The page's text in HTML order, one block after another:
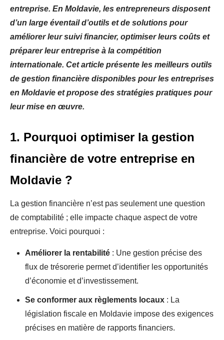
entreprise. En Moldavie, les entrepreneurs disposent
d’un large éventail d’outils et de solutions pour
améliorer leur suivi financier, optimiser leurs coûts et
préparer leur entreprise à la compétition
internationale. Cet article présente les meilleurs outils
de gestion financière disponibles pour les entreprises
en Moldavie et propose des stratégies pratiques pour
leur mise en œuvre.
1. Pourquoi optimiser la gestion
financière de votre entreprise en
Moldavie ?
La gestion financière n’est pas seulement une question
de comptabilité ; elle impacte chaque aspect de votre
entreprise. Voici pourquoi :
Améliorer la rentabilité : Une gestion précise des
flux de trésorerie permet d’identifier les opportunités
d’économie et d’investissement.
Se conformer aux règlements locaux : La
législation fiscale en Moldavie impose des exigences
précises en matière de rapports financiers.